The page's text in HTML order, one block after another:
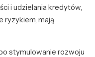
i udzielania kredytów,
ryzykiem, mają
stymulowanie rozwoju